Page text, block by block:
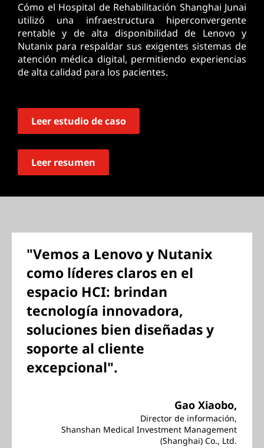
Cómo el Hospital de Rehabilitación Shanghai Junai
utilizó una infraestructura hiperconvergente
rentable y de alta disponibilidad de Lenovo y
Nutanix para respaldar sus exigentes sistemas de
atención médica digital, permitiendo experiencias
de alta calidad para los pacientes.
Leer estudio de caso
Leer resumen
"Vemos a Lenovo y Nutanix
como líderes claros en el
espacio HCI: brindan
tecnología innovadora,
soluciones bien diseñadas y
soporte al cliente
excepcional".
Gao Xiaobo,
Director de información,
Shanshan Medical Investment Management
(Shanghai) Co., Ltd.